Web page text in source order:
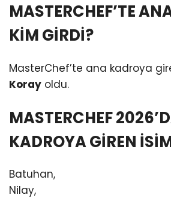
MASTERCHEF’TE
KİM GİRDİ?
MasterChef’te ana kadroya
Koray oldu.
MASTERCHEF
KADROYA GİREN
Batuhan,
Nilay,